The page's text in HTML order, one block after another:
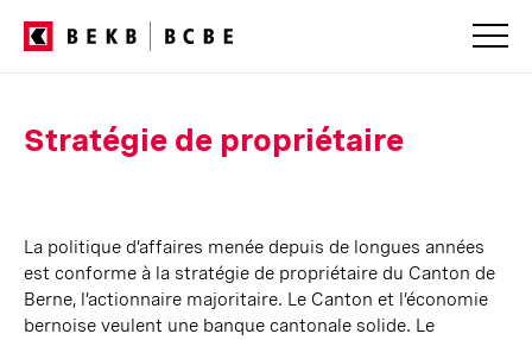
Stratégie de propriétaire
La politique d’affaires menée depuis de longues années
est conforme à la stratégie de propriétaire du Canton de
Berne, l’actionnaire majoritaire. Le Canton et l’économie
bernoise veulent une banque cantonale solide. Le